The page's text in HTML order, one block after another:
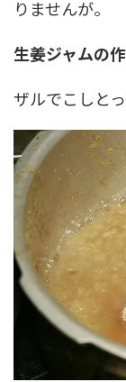
りませんが。
生姜ジャムの
ザルでこしと